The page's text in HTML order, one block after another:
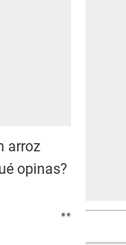
arroz
opinas?